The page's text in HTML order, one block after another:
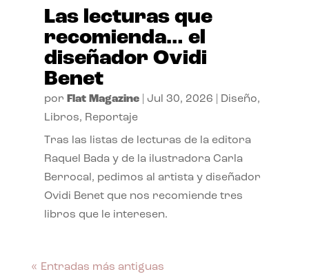
Las lecturas que
recomienda… el
diseñador Ovidi
Benet
por Flat Magazine| Jul 30, 2026 Diseño,
Libros, Reportaje
Tras las listas de lecturas de la editora
Raquel Bada y de la ilustradora Carla
Berrocal, pedimos al artista y diseñador
Ovidi Benet que nos recomiende tres
libros que le interesen.
« Entradas más antiguas